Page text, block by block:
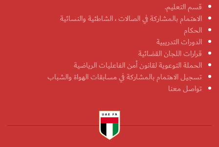
قسم التعليم.
الاهتمام بالمشاركة في الصالات ، الشاطئية والنسائية
الحكام
الدورات التدريبية
قرارات اللجان القضائية
الحملة التوعوية لقانون أمن الفاعليات الرياضية
تسجيل الاهتمام بالمشاركة في مسابقات الهواة والشباب
تواصل معنا